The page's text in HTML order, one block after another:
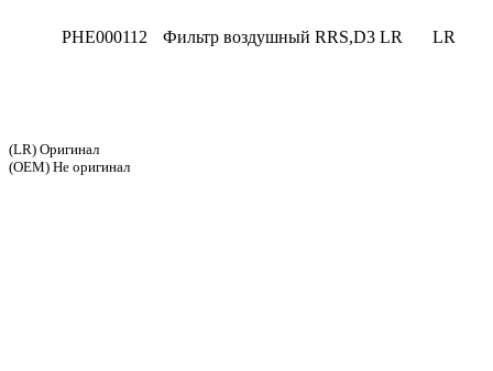
PHE000112 Фильтр воздушный RRS,D3 LR LR
(LR) Оригинал
(OEM) Не оригинал